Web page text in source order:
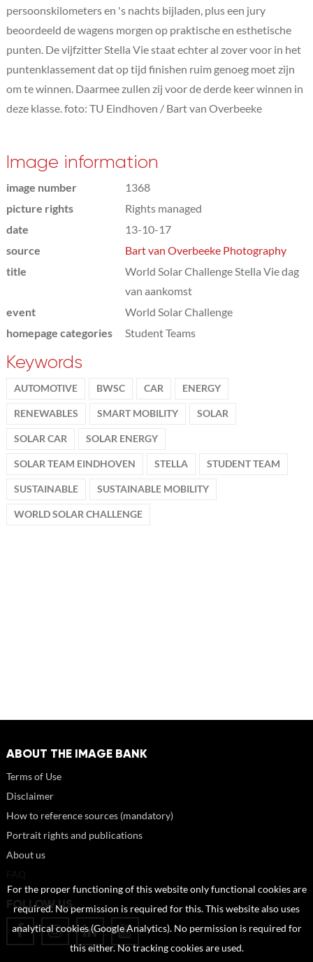
persoonskilometers en 's nachts bijladen, plus een jury
beoordeeld de wagens morgen op praktische en esthetische
punten. De vijfzitter Stella Vie staat echter al zover voor in het
puntenklassement dat op tijd finishen ruim genoeg moet zijn
om te winnen. Daarmee zullen zij voor de derde keer winnen in
deze klasse. foto: TU Eindhoven / Bart van Overbeeke
Image information
image number
1368
picture rights
Rights managed
date
13-10-17
source
Bart van Overbeeke Photography
title
World Solar Challenge Stella Vie dag
van aankomst
event
World Solar Challenge
homepage categories
Student Teams
Keywords
AUTOMOTIVE BWSC CAR ENERGY
RENEWABLES SMART MOBILITY SOLAR
SOLAR CAR SOLAR ENERGY
SOLAR TEAM EINDHOVEN STELLA STUDENT TEAM
SUSTAINABLE SUSTAINABLE MOBILITY
WORLD SOLAR CHALLENGE
ABOUT THE IMAGE BANK
Terms of Use
Disclaimer
How to reference sources (mandatory)
Portrait rights and publications
About us
FOLLOW US
For the proper functioning of this website only functional cookies are
required. No permission is required for this. This website also uses
analytical cookies (Google Analytics). No permission is required for
this either. No tracking cookies are used.